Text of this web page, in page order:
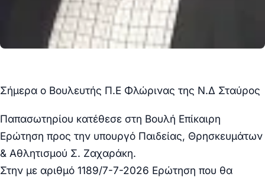
Σήμερα ο Βουλευτής Π.Ε Φλώρινας της Ν.Δ Σταύρος
Παπασωτηρίου κατέθεσε στη Βουλή Επίκαιρη
Ερώτηση προς την υπουργό Παιδείας, Θρησκευμάτων
& Αθλητισμού Σ. Ζαχαράκη.
Στην με αριθμό 1189/7-7-2026 Ερώτηση που θα